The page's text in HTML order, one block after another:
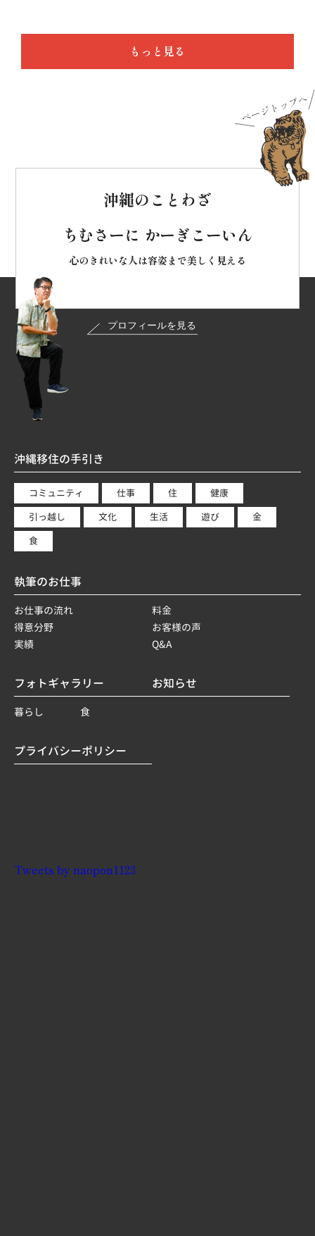
もっと見る
沖縄のことわざ
ちむさーに かーぎこーいん
心のきれいな人は容姿まで美しく見える
沖縄移住の手引き
コミュニティ 仕事 住
健康
引っ越し
文化 生活 遊び
金
食
執筆のお仕事
お仕事の流れ
料金
得意分野
お客様の声
実績
Q&A
フォトギャラリー
暮らし 食
お知らせ
プライバシーポリシー
Tweets by naopon1123